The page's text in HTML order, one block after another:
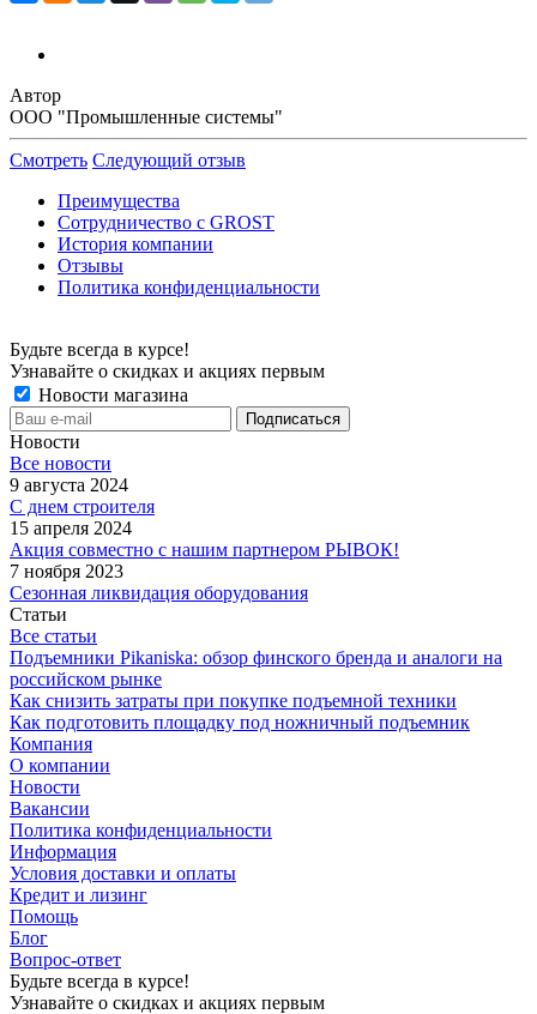
Автор
ООО "Промышленные системы"
Смотреть Следующий отзыв
Преимущества
Сотрудничество с GROST
История компании
Отзывы
Политика конфиденциальности
Будьте всегда в курсе!
Узнавайте о скидках и акциях первым
Новости магазина
Новости
Все новости
9 августа 2024
С днем строителя
15 апреля 2024
Акция совместно с нашим партнером РЫВОК!
7 ноября 2023
Сезонная ликвидация оборудования
Статьи
Все статьи
Подъемники Pikaniska: обзор финского бренда и аналоги на
российском рынке
Как снизить затраты при покупке подъемной техники
Как подготовить площадку под ножничный подъемник
Компания
О компании
Новости
Вакансии
Политика конфиденциальности
Информация
Условия доставки и оплаты
Кредит и лизинг
Помощь
Блог
Вопрос-ответ
Будьте всегда в курсе!
Узнавайте о скидках и акциях первым